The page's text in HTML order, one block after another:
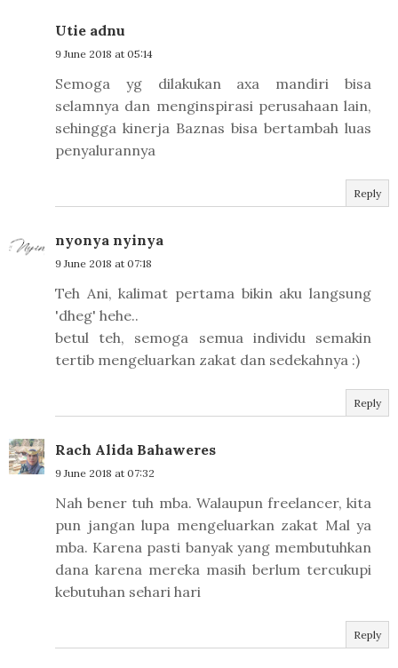
Utie adnu
9 June 2018 at 05:14
Semoga yg dilakukan axa mandiri bisa
selamnya dan menginspirasi perusahaan lain,
sehingga kinerja Baznas bisa bertambah luas
penyalurannya
Reply
nyonya nyinya
9 June 2018 at 07:18
Teh Ani, kalimat pertama bikin aku langsung
'dheg' hehe..
betul teh, semoga semua individu semakin
tertib mengeluarkan zakat dan sedekahnya :)
Reply
Rach Alida Bahaweres
9 June 2018 at 07:32
Nah bener tuh mba. Walaupun freelancer, kita
pun jangan lupa mengeluarkan zakat Mal ya
mba. Karena pasti banyak yang membutuhkan
dana karena mereka masih berlum tercukupi
kebutuhan sehari hari
Reply